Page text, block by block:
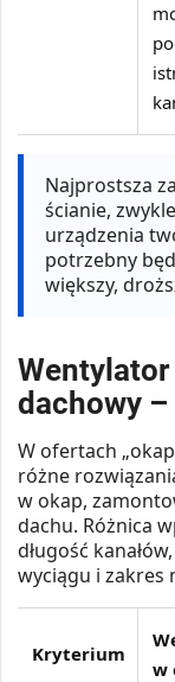
Najprostsza
ścianie,
urządzenia
potrzebny
większy,
Wentylator
dachowy
W ofertach
różne
w okap,
dachu. Różnica
długość
wyciągu i zakres
Kryterium
w